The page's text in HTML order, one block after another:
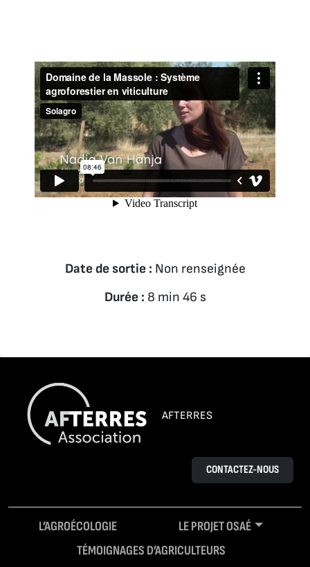
Date de sortie : Non renseignée
Durée : 8 min 46 s
AFTERRES
CONTACTEZ-NOUS
L’AGROÉCOLOGIE
LE PROJET OSAÉ
TÉMOIGNAGES D’AGRICULTEURS